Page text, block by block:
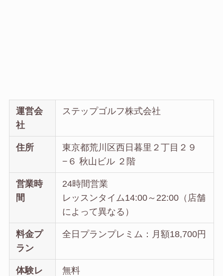
運営会
社
ステップゴルフ株式会社
住所
東京都荒川区西日暮里２丁目２９
−６ 秋山ビル ２階
営業時
間
24時間営業
レッスンタイム14:00～22:00（店舗
によって異なる）
料金プ
ラン
全日プランプレミム：月額18,700円
体験レ
無料